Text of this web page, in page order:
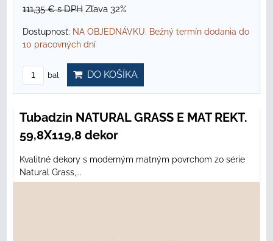
111,35 €s DPH Zľava 32%
Dostupnosť: NA OBJEDNÁVKU. Bežný termín dodania do
10 pracovných dní
bal DO KOŠÍKA
Tubadzin NATURAL GRASS E MAT REKT.
59,8X119,8 dekor
Kvalitné dekory s moderným matným povrchom zo série
Natural Grass,...